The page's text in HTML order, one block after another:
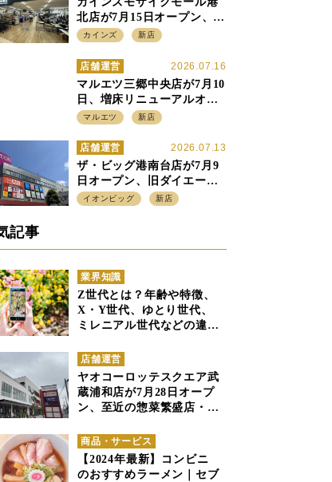
北店が7月15日オープン、出
店強化の神奈川県、駅前
カインズ 新店
2026.07.16
店舗運営
マルエツ三郷中央店が7月10
日、増床リニューアルオー
プン、「アーバン500坪モデ
立地受け、寿司を象徴に
マルエツ 新店
2026.07.13
店舗運営
ザ・ビッグ港南台店が7月9
日オープン、旧ダイエー店
舗を受け継ぎ、DS、SM激
イオンビッグ 新店
記事
業界知識
Z世代とは？年齢や特徴、
X・Y世代、ゆとり世代、
ミレニアル世代などの違い
店舗運営
ヤオコーロッテスクエア武
蔵浦和店が7月28日オープ
ン、至近の惣菜繁盛店・武
すみ分け
商品・サービス
【2024年最新】コンビニ
のおすすめラーメン｜セブ